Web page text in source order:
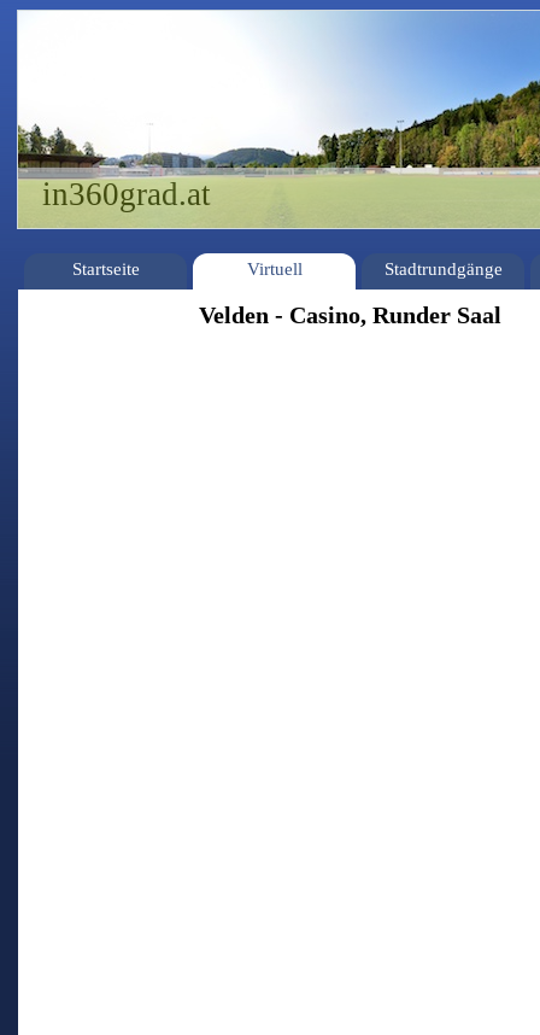
in360grad.at
Startseite Virtuell Stadtrundgänge
Velden - Casino, Runder Saal